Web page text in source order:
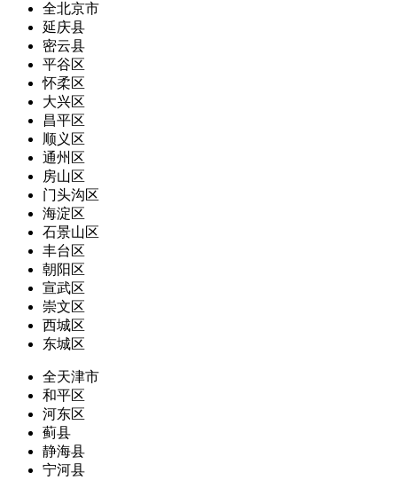
全北京市
延庆县
密云县
平谷区
怀柔区
大兴区
昌平区
顺义区
通州区
房山区
门头沟区
海淀区
石景山区
丰台区
朝阳区
宣武区
崇文区
西城区
东城区
全天津市
和平区
河东区
蓟县
静海县
宁河县